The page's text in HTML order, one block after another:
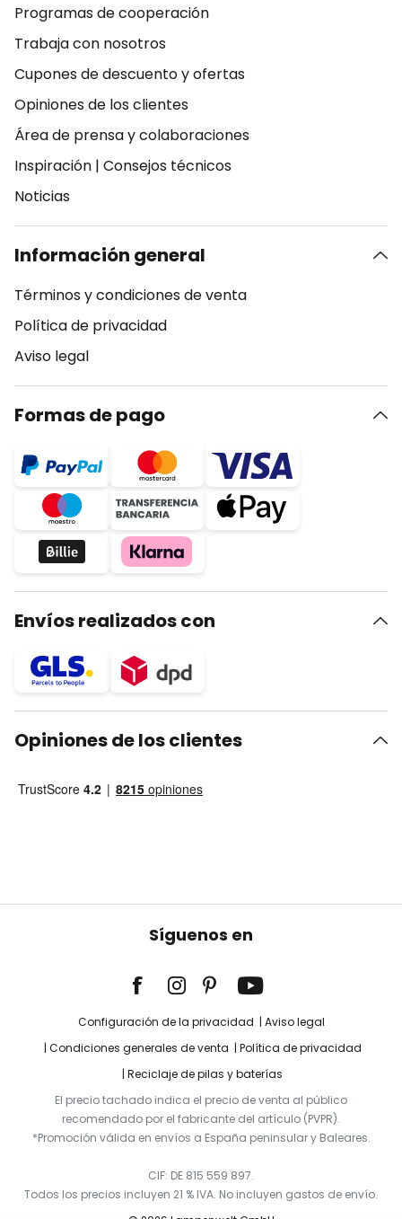
Programas de cooperación
Trabaja con nosotros
Cupones de descuento y ofertas
Opiniones de los clientes
Área de prensa y colaboraciones
Inspiración | Consejos técnicos
Noticias
Información general
Términos y condiciones de venta
Política de privacidad
Aviso legal
Formas de pago
Envíos realizados con
Opiniones de los clientes
Síguenos en
Configuración de la privacidad
Aviso legal
Condiciones generales de venta
Política de privacidad
Reciclaje de pilas y baterías
El precio tachado indica el precio de venta al público
recomendado por el fabricante del artículo (PVPR).
*Promoción válida en envíos a España peninsular y Baleares.
CIF: DE 815 559 897.
Todos los precios incluyen 21 % IVA. No incluyen gastos de envío.